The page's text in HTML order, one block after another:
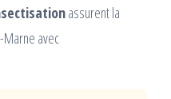
assurent la
avec